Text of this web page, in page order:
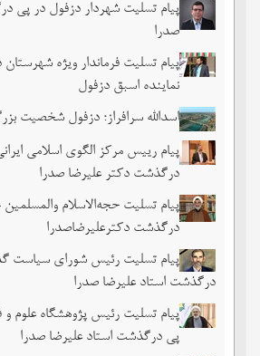
پیام تسلیت شهردار دزفول در پی
صدرا
پیام تسلیت فرماندار ویژه
نماینده اسبق دزفول
اسدالله سرافراز؛ دزفول شخصیت
پیام رییس مرکز الگوی اسلامی
درگذشت دکتر علیرضا صدرا
پیام تسلیت حجه‌الاسلام
درگذشت دکترعلیرضاصدرا
پیام تسلیت رئیس شورای سیاست
درگذشت استاد علیرضا صدرا
پیام تسلیت رئیس پژوهشگاه علوم
پی درگذشت استاد علیرضا صدرا